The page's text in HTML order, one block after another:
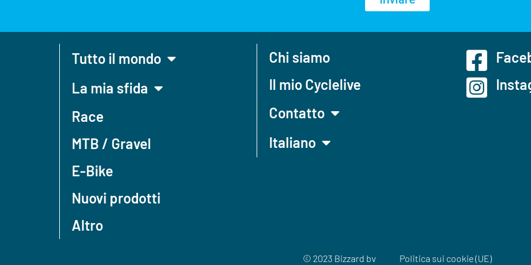
Tutto il mondo
La mia sfida
Race
MTB / Gravel
E-Bike
Nuovi prodotti
Altro
Chi siamo
Il mio Cyclelive
Contatto
Italiano
© 2023 Bizzard bv Politica sui cookie (UE)